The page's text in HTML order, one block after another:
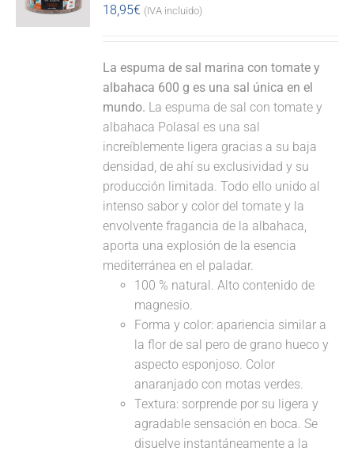
18,95€ (IVA incluido)
La espuma de sal marina con tomate y
albahaca 600 g es una sal única en el
mundo. La espuma de sal con tomate y
albahaca Polasal es una sal
increíblemente ligera gracias a su baja
densidad, de ahí su exclusividad y su
producción limitada. Todo ello unido al
intenso sabor y color del tomate y la
envolvente fragancia de la albahaca,
aporta una explosión de la esencia
mediterránea en el paladar.
100 % natural. Alto contenido de
magnesio.
Forma y color: apariencia similar a
la flor de sal pero de grano hueco y
aspecto esponjoso. Color
anaranjado con motas verdes.
Textura: sorprende por su ligera y
agradable sensación en boca. Se
disuelve instantáneamente a la